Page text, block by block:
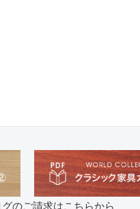
のご請求はこちらから